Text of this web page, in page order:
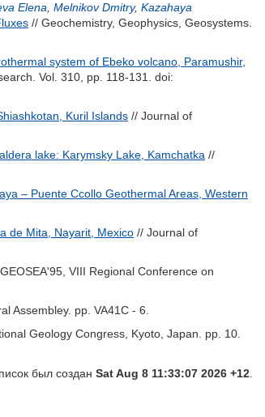
Elena Melnikov Dmitry, Kazahaya
// Geochemistry, Geophysics, Geosystems.
system of Ebeko volcano, Paramushir,
Vol. 310, pp. 118-131. doi:
Kuril Islands // Journal of
lake: Karymsky Lake, Kamchatka //
– Puente Ccollo Geothermal Areas, Western
de Mita, Nayarit, Mexico // Journal of
VIII Regional Conference on
Assembley. pp. VA41C - 6.
Geology Congress, Kyoto, Japan. pp. 10.
был создан Sat Aug 8 11:33:07 2026 +12